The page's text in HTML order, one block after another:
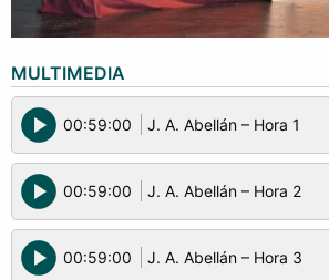
MULTIMEDIA
play_circle 00:59:00 J. A. Abellán – Hora 1
play_circle 00:59:00 J. A. Abellán – Hora 2
play_circle 00:59:00 J. A. Abellán – Hora 3